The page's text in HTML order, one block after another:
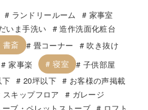
ランドリールーム
家事室
いま手洗い
造作洗面化粧台
書斎 畳コーナー
吹き抜け
家事楽 寝室
子供部屋
下 20坪以下
お客様の声掲載
スキップフロア
ガレージ